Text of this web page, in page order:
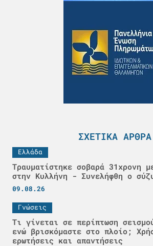
ΣΧΕΤΙΚΆ ΆΡΘΡΑ
Ελλάδα
Τραυματίστηκε σοβαρά 31χρονη
στην Κυλλήνη - Συνελήφθη ο
09.08.26
Γνώσεις
Τι γίνεται σε περίπτωση
ενώ βρισκόμαστε στο πλοίο;
ερωτήσεις και απαντήσεις